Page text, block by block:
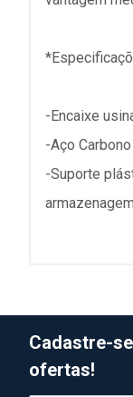
-Encaixe
-Aço
-Suporte
Cadastre-
ofertas!